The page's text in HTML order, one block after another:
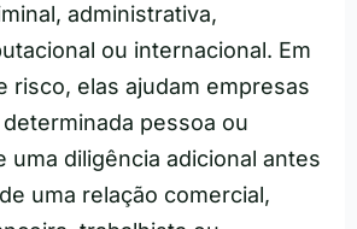
administrativa,
ou internacional. Em
risco, elas ajudam empresas
pessoa ou
uma diligência adicional antes
uma relação comercial,